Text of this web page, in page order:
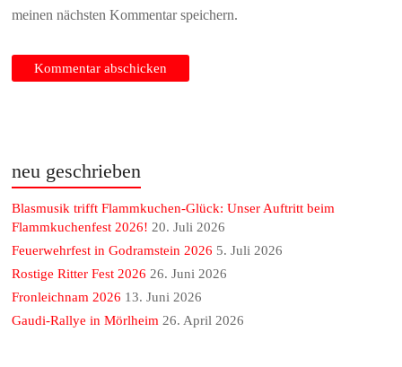
meinen nächsten Kommentar speichern.
neu geschrieben
Blasmusik trifft Flammkuchen-Glück: Unser Auftritt beim
Flammkuchenfest 2026! 20. Juli 2026
Feuerwehrfest in Godramstein 2026 5. Juli 2026
Rostige Ritter Fest 2026 26. Juni 2026
Fronleichnam 2026 13. Juni 2026
Gaudi-Rallye in Mörlheim 26. April 2026